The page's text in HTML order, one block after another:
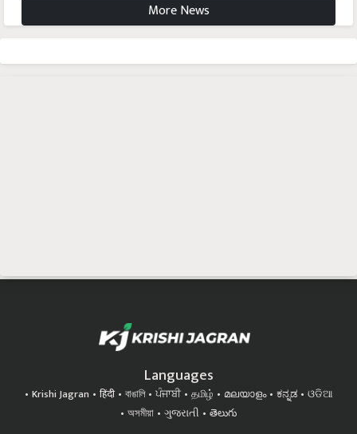
More News
Languages
Krishi Jagran हिंदी বাঙালি ਪੰਜਾਬੀ தமிழ் മലയാളം ಕನ್ನಡ
ଓଡିଆ
অসমীয়া
ગુજરાતી తెలుగు